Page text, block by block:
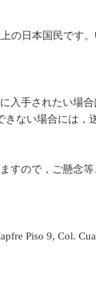
の日本国民です
入手されたい場
ない場合には，
すので，ご懸念
Piso 9, Col.